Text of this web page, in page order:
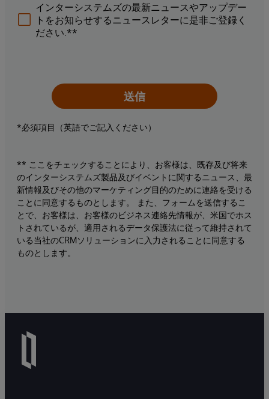
インターシステムズの最新ニュースやアップデー
トをお知らせするニュースレターに是非ご登録く
ださい.**
送信
*必須項目（英語でご記入ください）
** ここをチェックすることにより、お客様は、既存及び将来
のインターシステムズ製品及びイベントに関するニュース、最
新情報及びその他のマーケティング目的のために連絡を受ける
ことに同意するものとします。 また、フォームを送信するこ
とで、お客様は、お客様のビジネス連絡先情報が、米国でホス
トされているが、適用されるデータ保護法に従って維持されて
いる当社のCRMソリューションに入力されることに同意する
ものとします。